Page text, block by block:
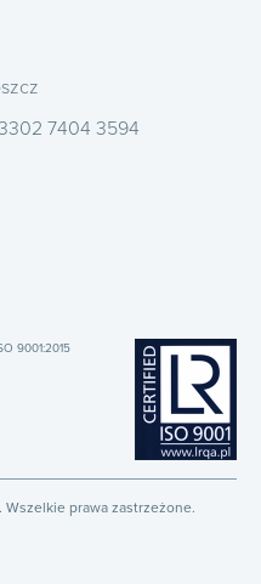
7404 3594
9001:2015
prawa zastrzeżone.